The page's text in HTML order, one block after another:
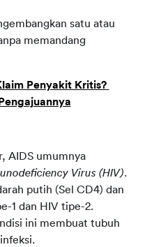
satu atau
memandang
Penyakit Kritis?
AIDS umumnya
Virus (HIV).
putih (Sel CD4) dan
1 dan HIV tipe-2.
ini membuat tubuh